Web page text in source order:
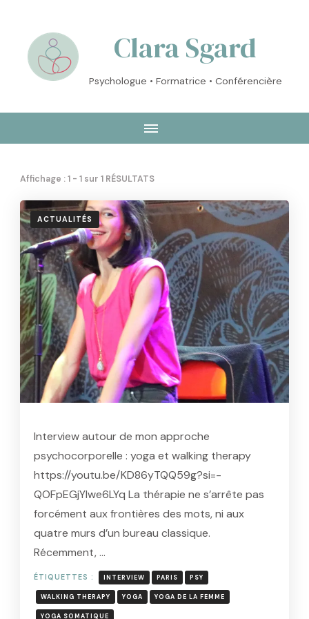
Clara Sgard
Psychologue • Formatrice • Conférencière
Affichage : 1 - 1 sur 1 RÉSULTATS
ACTUALITÉS
Interview autour de mon approche
psychocorporelle : yoga et walking therapy
https://youtu.be/KD86yTQQ59g?si=-
QOFpEGjYIwe6LYq La thérapie ne s’arrête pas
forcément aux frontières des mots, ni aux
quatre murs d’un bureau classique.
Récemment, …
ÉTIQUETTES : INTERVIEW PARIS PSY
WALKING THERAPY YOGA YOGA DE LA FEMME
YOGA SOMATIQUE